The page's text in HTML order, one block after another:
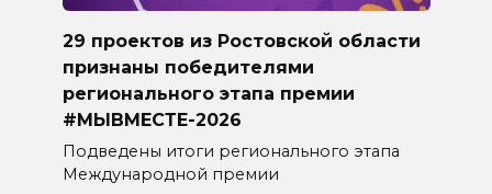
29 проектов из Ростовской области
признаны победителями
регионального этапа премии
#МЫВМЕСТЕ-2026
Подведены итоги регионального этапа
Международной премии